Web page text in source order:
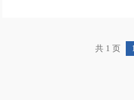
共 1 页